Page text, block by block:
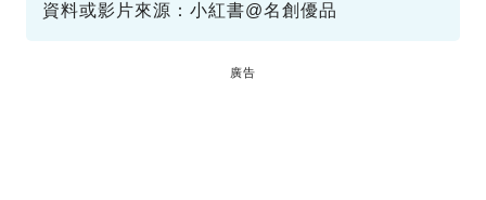
資料或影片來源：小紅書@名創優品
廣告